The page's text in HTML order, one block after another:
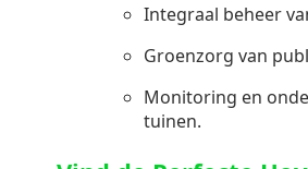
Integraal beheer
Groenzorg van
Monitoring en
tuinen.